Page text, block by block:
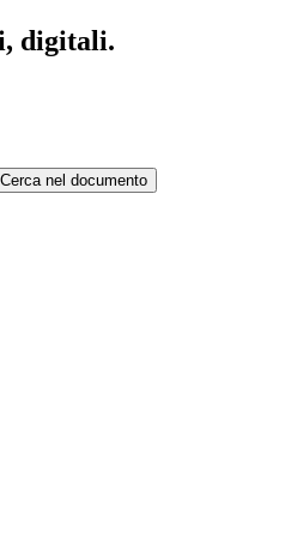
digitali.
Cerca nel documento